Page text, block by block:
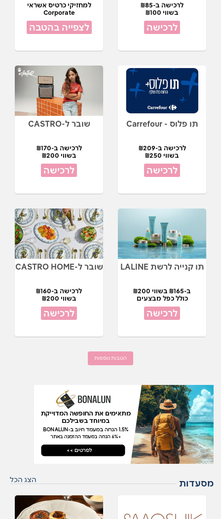
לרכישה ב-₪85
בשווי ₪100
לרכישה
למחזיקי כרטיס אשראי
Corporate
לצפייה בהטבה
תו פלוס - Carrefour
לרכישה ב-₪209
בשווי ₪250
לרכישה
שובר ל-CASTRO
לרכישה ב-₪170
בשווי ₪200
לרכישה
תו קנייה לרשת LALINE
ב-₪165 בשווי ₪200
כולל כפל מבצעים
לרכישה
שובר ל-CASTRO HOME
לרכישה ב-₪160
בשווי ₪200
לרכישה
הטבות נוספות
מסעדות הצג הכל